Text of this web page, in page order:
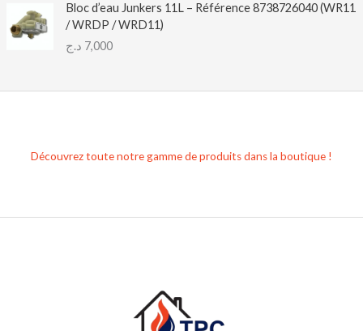
Bloc d’eau Junkers 11L – Référence 8738726040 (WR11
/ WRDP / WRD11)
7,000 د.ج
Découvrez toute notre gamme de produits dans la boutique !